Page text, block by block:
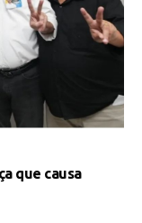
que causa